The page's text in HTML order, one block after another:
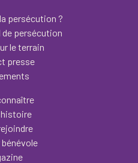
persécution ?
de persécution
le terrain
presse